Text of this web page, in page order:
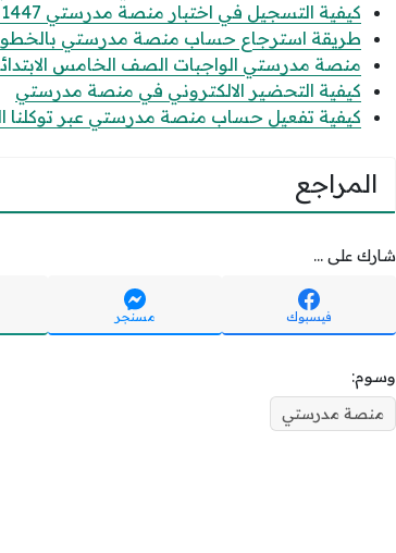
كيفية التسجيل في اختبار منصة مدرستي 1447 والرابط الرسمي للاختبار
طريقة استرجاع حساب منصة مدرستي بالخطوات
منصة مدرستي الواجبات الصف الخامس
كيفية التحضير الالكتروني في منصة مدرستي
كيفية تفعيل حساب منصة مدرستي عبر توكلنا
المراجع
شارك على ...
فيسبوك مسنجر
وسوم:
منصة مدرستي